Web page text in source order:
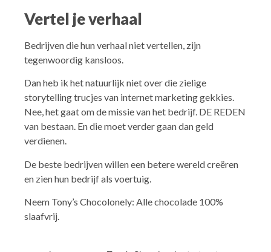
Vertel je verhaal
Bedrijven die hun verhaal niet vertellen, zijn
tegenwoordig kansloos.
Dan heb ik het natuurlijk niet over die zielige
storytelling trucjes van internet marketing gekkies.
Nee, het gaat om de missie van het bedrijf. DE REDEN
van bestaan. En die moet verder gaan dan geld
verdienen.
De beste bedrijven willen een betere wereld creëren
en zien hun bedrijf als voertuig.
Neem Tony’s Chocolonely: Alle chocolade 100%
slaafvrij.